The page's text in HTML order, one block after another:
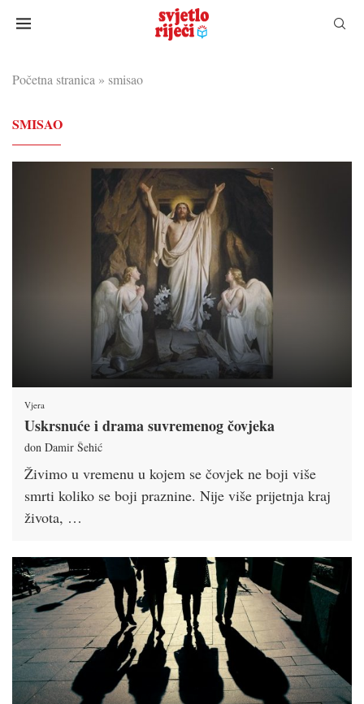
Početna stranica » smisao
SMISAO
Vjera
Uskrsnuće i drama suvremenog čovjeka
don Damir Šehić
Živimo u vremenu u kojem se čovjek ne boji više
smrti koliko se boji praznine. Nije više prijetnja kraj
života, …